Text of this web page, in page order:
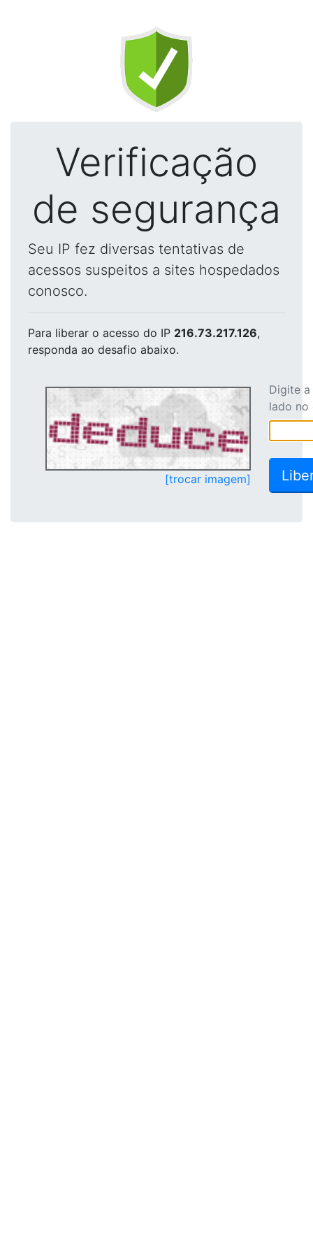
Verificação
de segurança
Seu IP fez diversas tentativas de
acessos suspeitos a sites hospedados
conosco.
Para liberar o acesso do IP 216.73.217.126,
responda ao desafio abaixo.
[trocar imagem]
Digite
lado no